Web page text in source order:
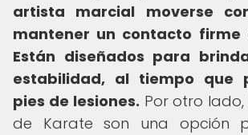
artista marcial moverse
mantener un contacto firme
Están diseñados para
estabilidad, al tiempo que
pies de lesiones. Por otro
de Karate son una opción